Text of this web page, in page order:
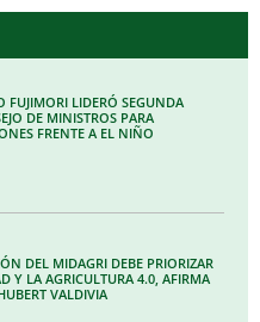
FUJIMORI LIDERÓ SEGUNDA
DE MINISTROS PARA
FRENTE A EL NIÑO
DEL MIDAGRI DEBE PRIORIZAR
Y LA AGRICULTURA 4.0, AFIRMA
VALDIVIA